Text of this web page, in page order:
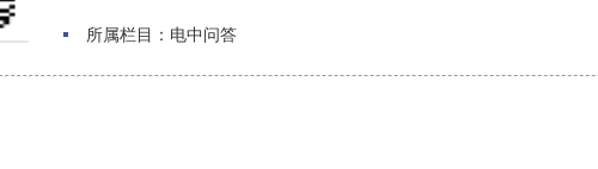
所属栏目：电中问答